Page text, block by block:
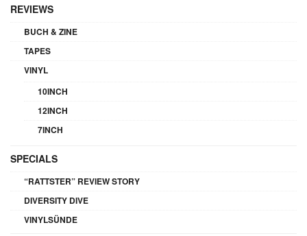
REVIEWS
BUCH & ZINE
TAPES
VINYL
10INCH
12INCH
7INCH
SPECIALS
“RATTSTER” REVIEW STORY
DIVERSITY DIVE
VINYLSÜNDE